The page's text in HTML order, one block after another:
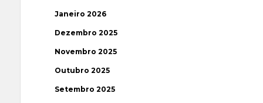
Janeiro 2026
Dezembro 2025
Novembro 2025
Outubro 2025
Setembro 2025